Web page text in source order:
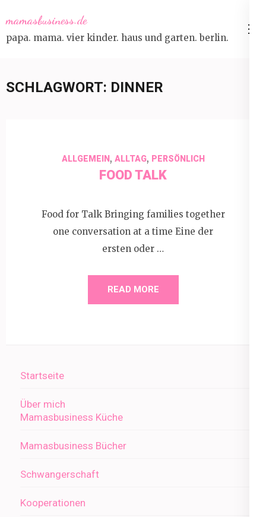
to
content
mamasbusiness.de
papa. mama. vier kinder. haus und garten. berlin.
SCHLAGWORT: DINNER
ALLGEMEIN, ALLTAG, PERSÖNLICH
FOOD TALK
Food for Talk Bringing families together
one conversation at a time Eine der
ersten oder …
READ MORE
Startseite
Über mich
Mamasbusiness Küche
Mamasbusiness Bücher
Schwangerschaft
Kooperationen